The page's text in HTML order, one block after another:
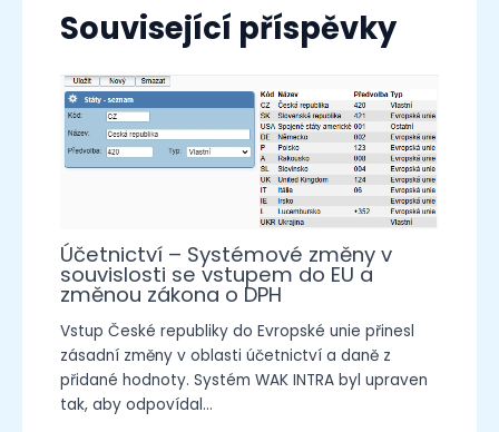
Související příspěvky
Účetnictví – Systémové změny v
souvislosti se vstupem do EU a
změnou zákona o DPH
Vstup České republiky do Evropské unie přinesl
zásadní změny v oblasti účetnictví a daně z
přidané hodnoty. Systém WAK INTRA byl upraven
tak, aby odpovídal…